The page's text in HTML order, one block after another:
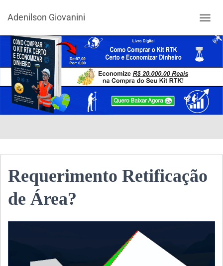
Adenilson Giovanini
Requerimento Retificação
de Área?